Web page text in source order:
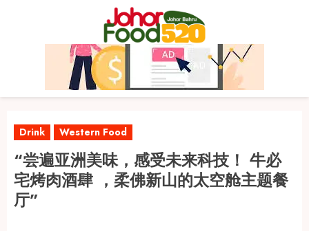
Drink Western Food
“尝遍亚洲美味，感受未来科技！ 牛必
宅烤肉酒肆 ，柔佛新山的太空舱主题餐
厅”